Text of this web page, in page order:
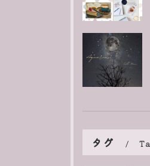
タグ